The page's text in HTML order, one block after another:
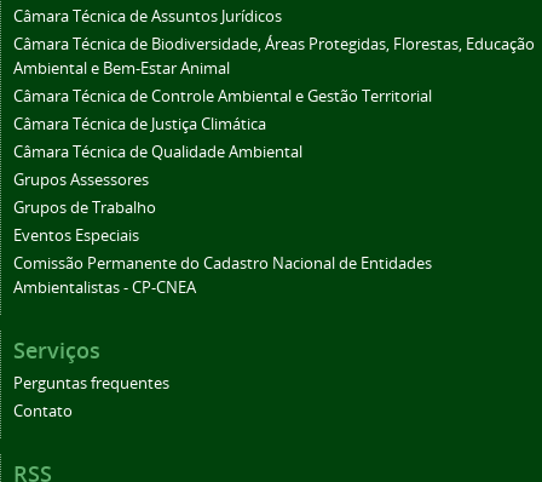
Câmara Técnica de Assuntos Jurídicos
Câmara Técnica de Biodiversidade, Áreas Protegidas, Florestas, Educação
Ambiental e Bem-Estar Animal
Câmara Técnica de Controle Ambiental e Gestão Territorial
Câmara Técnica de Justiça Climática
Câmara Técnica de Qualidade Ambiental
Grupos Assessores
Grupos de Trabalho
Eventos Especiais
Comissão Permanente do Cadastro Nacional de Entidades
Ambientalistas - CP-CNEA
Serviços
Perguntas frequentes
Contato
RSS